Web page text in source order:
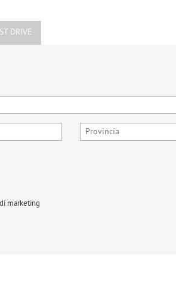
DRIVE
marketing